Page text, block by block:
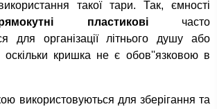
такої тари. Так, ємності
пластиковічасто
для організації літнього душу або
оскільки кришка не є обов''язковою в
використовуються для зберігання та